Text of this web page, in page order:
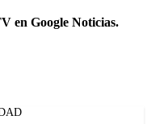
en Google Noticias.